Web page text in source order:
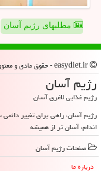
مطلبهای رژیم آسان
رژیم آسان
رژیم غذایی لاغری آسان
رژیم آسان، راهی برای تغییر
اندام، آسان تر از همیشه
صفحات رژیم آسان
درباره ما